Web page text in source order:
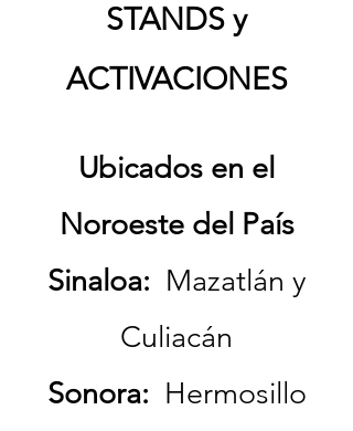
STANDS y
ACTIVACIONES
Ubicados en el
Noroeste del País
Sinaloa: Mazatlán y
Culiacán
Sonora: Hermosillo